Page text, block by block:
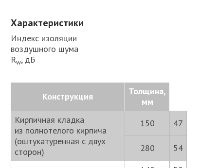
Характеристики
Индекс изоляции
воздушного шума
Rw, дБ
Конструкция
Толщина,
мм
Кирпичная кладка
из полнотелого кирпича
(оштукатуренная с двух
сторон)
150 47
280 54